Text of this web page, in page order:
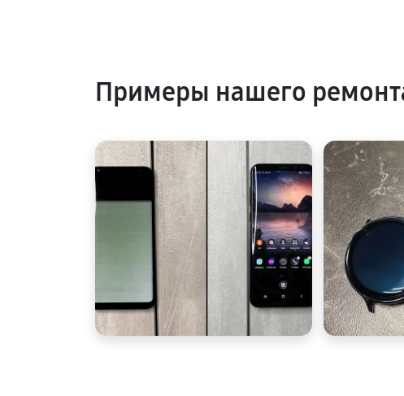
Примеры нашего